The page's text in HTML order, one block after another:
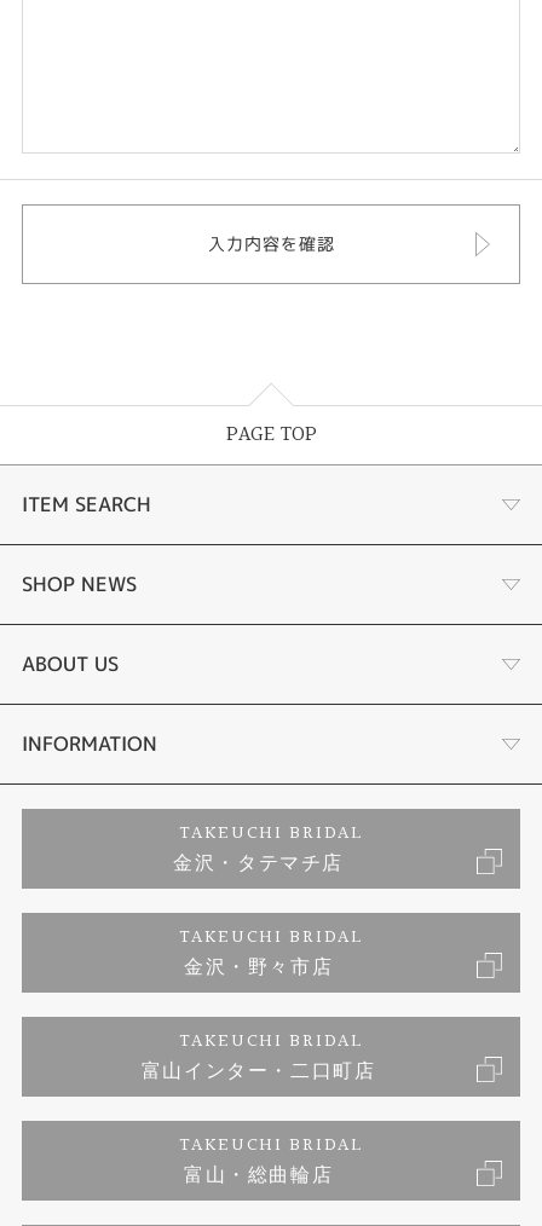
PAGE TOP
ITEM SEARCH
婚約指輪
結婚指輪
セットリング
婚約ネックレス
ダイヤモンド
ジュエリーリフォーム
SHOP NEWS
選ばれる理由まとめ
お客様の声
プロポーズサポート
ブランドリスト
福井指輪工房｜手作りペアリング
福井指輪工房｜手作り結婚指輪 and 婚約指輪
福井工房｜手作り婚約指輪プロポーズプラン
ABOUT US
会社概要
お客様の声
INFORMATION
プライバシーポリシー
TAKEUCHI BRIDAL
金沢・タテマチ店
TAKEUCHI BRIDAL
金沢・野々市店
TAKEUCHI BRIDAL
富山インター・二口町店
TAKEUCHI BRIDAL
富山・総曲輪店